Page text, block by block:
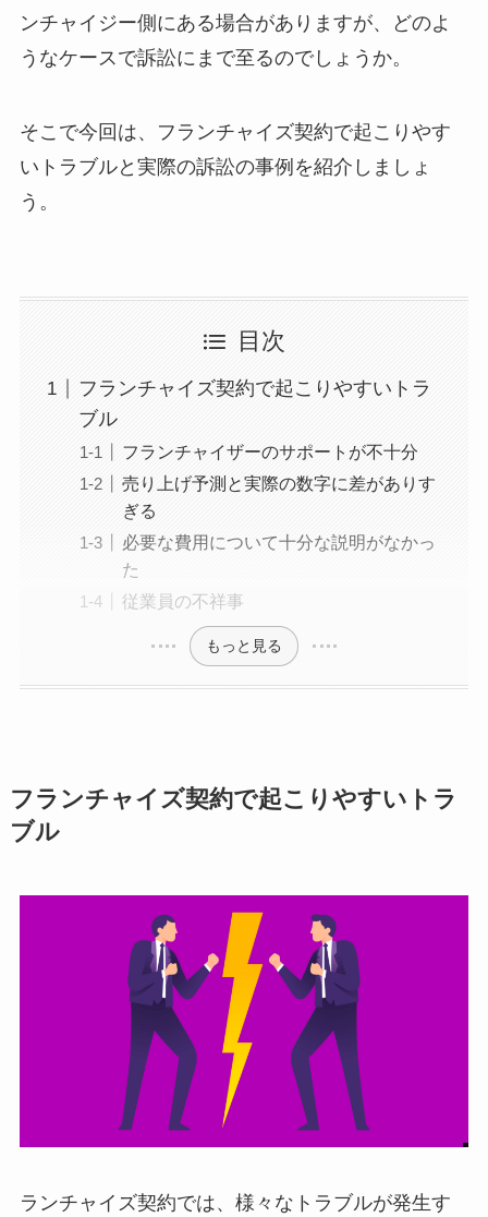
ンチャイジー側にある場合がありますが、どのよ
うなケースで訴訟にまで至るのでしょうか。
そこで今回は、フランチャイズ契約で起こりやす
いトラブルと実際の訴訟の事例を紹介しましょ
う。
目次
フランチャイズ契約で起こりやすいトラ
ブル
フランチャイザーのサポートが不十分
売り上げ予測と実際の数字に差がありす
ぎる
必要な費用について十分な説明がなかっ
た
従業員の不祥事
もっと見る
フランチャイズ契約で起こりやすいトラ
ブル
ランチャイズ契約では、様々なトラブルが発生す